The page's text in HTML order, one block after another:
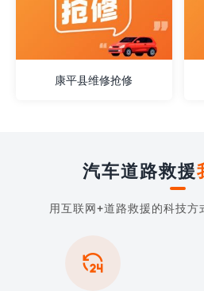
康平县维修抢修
汽车道路救援
用互联网+道路救援的科技方
